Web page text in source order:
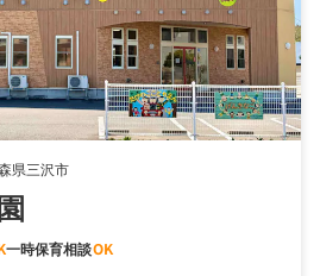
県三沢市
一時保育相談OK